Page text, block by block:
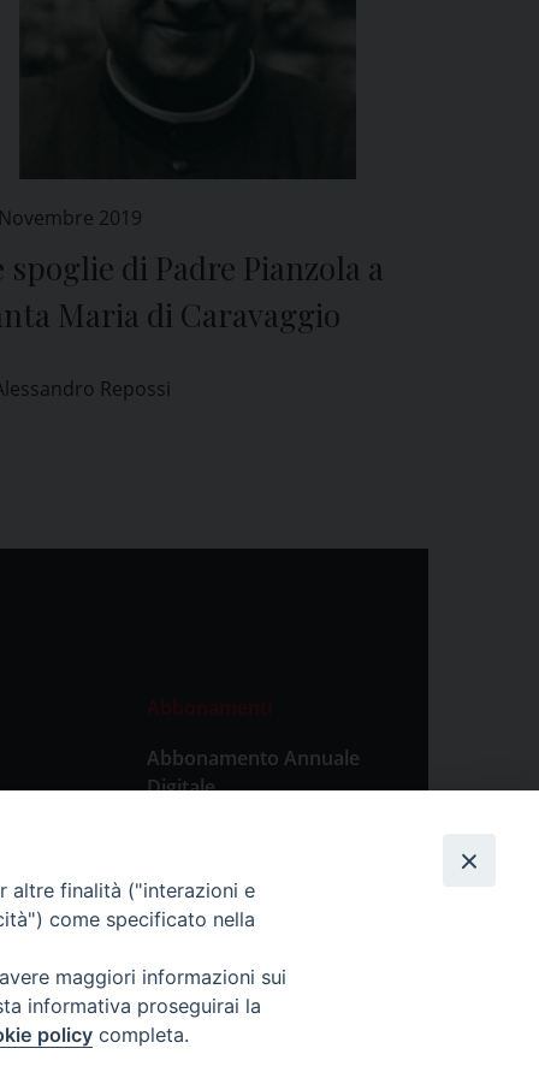
2019
spoglie di Padre Pianzola a
Maria di Caravaggio
Repossi
Abbonamenti
Abbonamento Annuale
Digitale
Abbonamento Singola
Copia Digitale
altre finalità ("interazioni e
come specificato nella
maggiori informazioni sui
informativa proseguirai la
policy completa.